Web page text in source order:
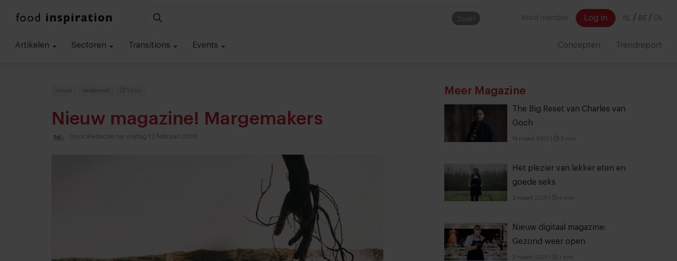
Zoek! Word member Log in NL / BE / EN
Artikelen Sectoren Transitions Events Concepten Trendreport
omzet rendement 1 min
Nieuw magazine! Margemakers
Door Redactie op vrijdag 12 februari 2016
Meer Magazine
The Big Reset van Charles van
Goch
14 maart 2021 5 min
Het plezier van lekker eten en
goede seks
3 maart 2021 4 min
Nieuw digitaal magazine:
Gezond weer open
2 maart 2021 1 min